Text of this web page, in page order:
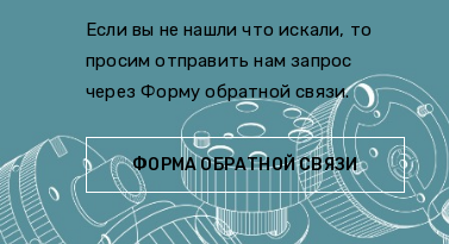
Если вы не нашли что искали, то
просим отправить нам запрос
через Форму обратной связи.
ФОРМА ОБРАТНОЙ СВЯЗИ